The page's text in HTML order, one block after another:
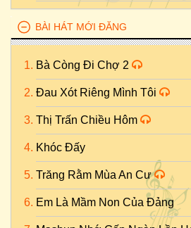
BÀI HÁT MỚI ĐĂNG
Bà Còng Đi Chợ 2
Đau Xót Riêng Mình Tôi
Thị Trấn Chiều Hôm
Khóc Đấy
Trăng Rằm Mùa An Cư
Em Là Mầm Non Của Đảng